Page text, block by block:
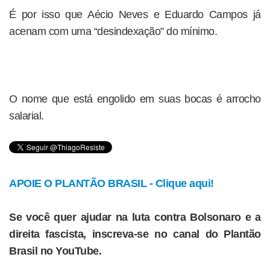
É por isso que Aécio Neves e Eduardo Campos já
acenam com uma “desindexação” do mínimo.
O nome que está engolido em suas bocas é arrocho
salarial.
APOIE O PLANTÃO BRASIL - Clique aqui!
Se você quer ajudar na luta contra Bolsonaro e a
direita fascista, inscreva-se no canal do Plantão
Brasil no YouTube.